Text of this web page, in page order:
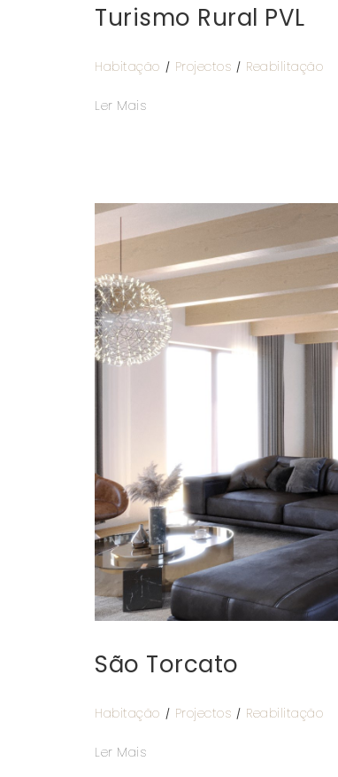
Turismo Rural PVL
Habitação Projectos Reabilitação
Ler Mais
São Torcato
Habitação Projectos Reabilitação
Ler Mais